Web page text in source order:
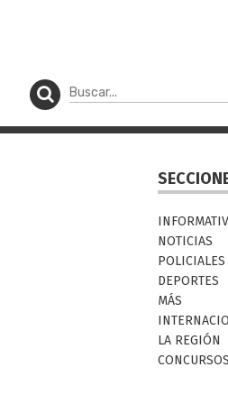
NOTICIAS
POLICIALES
DEPORTES
MÁS
LA REGIÓN
CONCURSOS